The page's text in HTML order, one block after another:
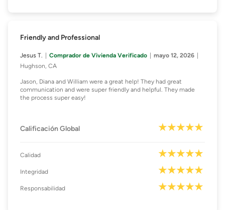
Friendly and Professional
Jesus T. Comprador de Vivienda Verificado
mayo 12, 2026
Hughson, CA
Jason, Diana and William were a great help! They had great
communication and were super friendly and helpful. They made
the process super easy!
Calificación Global
Calidad
Integridad
Responsabilidad